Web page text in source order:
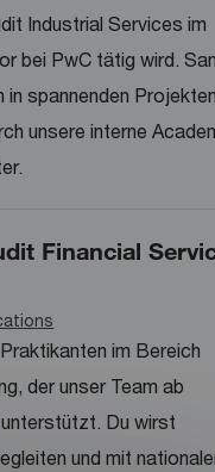
Industrial Services im
bei PwC tätig wird.
in spannenden
unsere interne
Financial
im Bereich
der unser Team ab
Du wirst
und mit